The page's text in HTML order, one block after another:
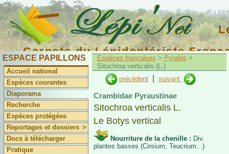
Carnets du Lépidoptériste
ESPACE PAPILLONS
Accueil national
Espèces courantes
Diaporama
Recherche
Espèces protégées
Reportages et dossiers >
Docs à télécharger
Pratique
Espèces françaises > Pyrales >
Sitochroa verticalis (L.)
précédent
suivant
Crambidae Pyraustinae
Sitochroa verticalis L.
Le Botys vertical
Nourriture de la chenille : Div.
plantes basses (Cirsium, Teucrium...)